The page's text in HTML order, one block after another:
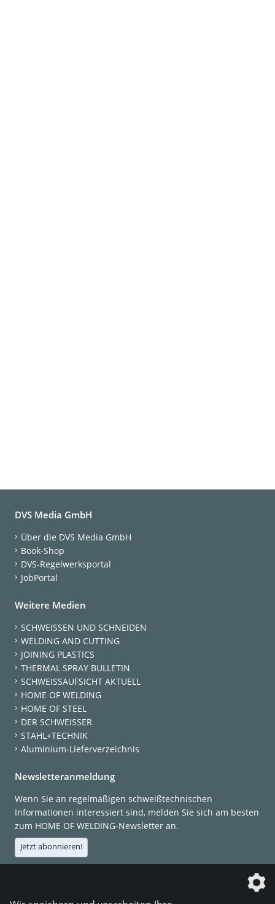
DVS Media GmbH
Über die DVS Media GmbH
Book-Shop
DVS-Regelwerksportal
JobPortal
Weitere Medien
SCHWEISSEN UND SCHNEIDEN
WELDING AND CUTTING
JOINING PLASTICS
THERMAL SPRAY BULLETIN
SCHWEISSAUFSICHT AKTUELL
HOME OF WELDING
HOME OF STEEL
DER SCHWEISSER
STAHL+TECHNIK
Aluminium-Lieferverzeichnis
Newsletteranmeldung
Wenn Sie an regelmäßigen schweißtechnischen
Informationen interessiert sind, melden Sie sich am besten
zum HOME OF WELDING-Newsletter an.
Jetzt abonnieren!
Die DVS Media GmbH ist ein Unternehmen der